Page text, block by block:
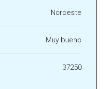
Noroeste
Muy bueno
37250